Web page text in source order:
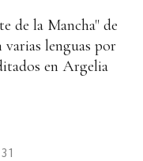
de la Mancha" de
lenguas por
en Argelia